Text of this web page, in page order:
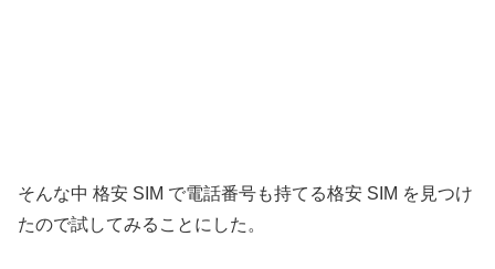
そんな中 格安 SIM で電話番号も持てる格安 SIM を見つけ
たので試してみることにした。